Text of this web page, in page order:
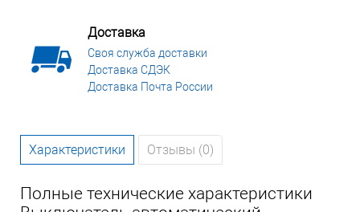
Доставка
Своя служба доставки
Доставка СДЭК
Доставка Почта России
Характеристики Отзывы (0)
Полные технические характеристики